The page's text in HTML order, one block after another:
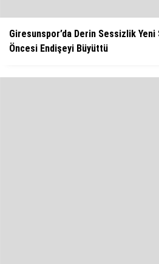
Giresunspor’da Derin Sessizlik Yeni
Öncesi Endişeyi Büyüttü